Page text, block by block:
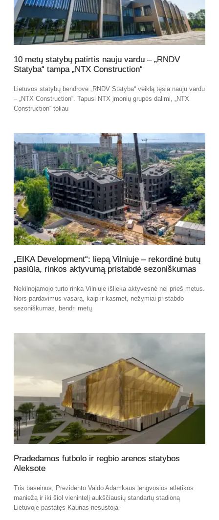
10 metų statybų patirtis nauju vardu – „RNDV
Statyba“ tampa „NTX Construction“
Lietuvos statybų bendrovė „RNDV Statyba“ veiklą tęsia nauju vardu
– „NTX Construction“. Tapusi NTX įmonių grupės dalimi, „NTX
Construction“ toliau
„EIKA Development“: liepą Vilniuje – rekordinė butų
pasiūla, rinkos aktyvumą pristabdė sezoniškumas
Nekilnojamojo turto rinka Vilniuje išlieka aktyvesnė nei prieš metus.
Nors pardavimus vasarą, kaip ir kasmet, nežymiai pristabdo
sezoniškumas, bendri metų
Pradedamos futbolo ir regbio arenos statybos
Aleksote
Tris baseinus, Prezidento Valdo Adamkaus lengvosios atletikos
maniežą ir iki šiol vienintelį aukščiausių standartų stadioną
Lietuvoje pastatęs Kaunas nesustoja –